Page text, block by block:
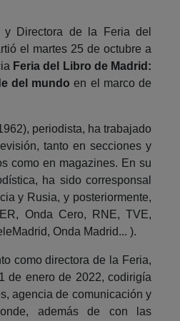
y Directora de la Feria del
el martes 25 de octubre a
Feria del Libro de Madrid:
del mundo en el marco de
periodista, ha trabajado
tanto en secciones y
como en magazines. En su
ha sido corresponsal
y Rusia, y posteriormente,
Onda Cero, RNE, TVE,
Onda Madrid... ).
como directora de la Feria,
de enero de 2022, codirigía
agencia de comunicación y
además de con las